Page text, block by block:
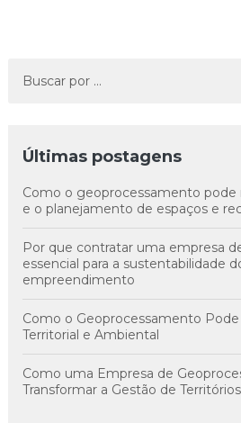
Últimas postagens
Como o geoprocessamento pode
e o planejamento de espaços e
Por que contratar uma empresa
essencial para a sustentabilidade
empreendimento
Como o Geoprocessamento Pode
Territorial e Ambiental
Como uma Empresa de
Transformar a Gestão de